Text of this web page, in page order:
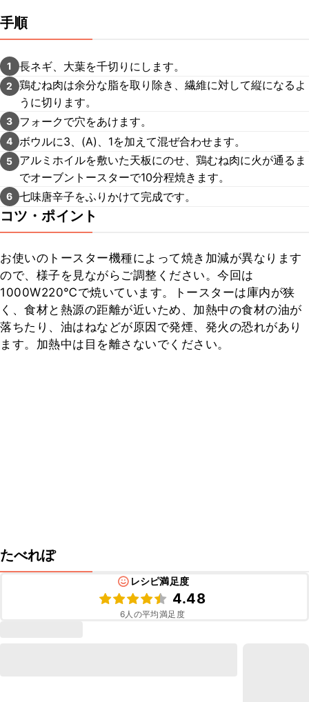
手順
1 長ネギ、大葉を千切りにします。
2
鶏むね肉は余分な脂を取り除き、繊維に対して縦になるよ
うに切ります。
3 フォークで穴をあけます。
4 ボウルに3、(A)、1を加えて混ぜ合わせます。
5
アルミホイルを敷いた天板にのせ、鶏むね肉に火が通るま
でオーブントースターで10分程焼きます。
6 七味唐辛子をふりかけて完成です。
コツ・ポイント
お使いのトースター機種によって焼き加減が異なります
ので、様子を見ながらご調整ください。今回は
1000W220℃で焼いています。トースターは庫内が狭
く、食材と熱源の距離が近いため、加熱中の食材の油が
落ちたり、油はねなどが原因で発煙、発火の恐れがあり
ます。加熱中は目を離さないでください。
たべれぽ
レシピ満足度
4.48
6人の平均満足度